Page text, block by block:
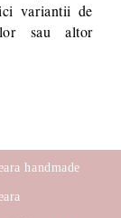
variantii de
sau altor
handmade